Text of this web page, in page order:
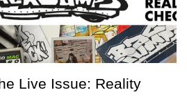
Live Issue: Reality